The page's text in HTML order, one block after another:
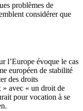
problèmes de
considérer que
l’Europe évoque le cas
européen de stabilité
des droits
» avec « un droit de
pour vocation à se